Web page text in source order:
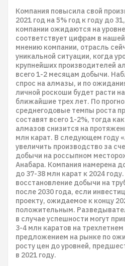
Компания повысила свой
2021 год на 5% год к году до
компании ожидаются на
соответствует цифрам в
мнению компании, отрасль
уникальной ситуации, когда
крупнейших производителей
всего 1-2 месяцам добычи.
спрос на алмазы, и по
личной роскоши будет расти
ближайшие трех лет. По
среднегодовые темпы роста
составят всего 1-2%, тогда
алмазов снизится на
млн карат. В следующем году
увеличить производство за
добычи на россыпном
Анабара. Компания намерена
до 37-38 млн карат к 2024
восстановление добычи на
после 2030 года, если
проекту, ожидаемое к концу
положительным.
в случае успешности могут
3-4 млн каратов на
предложением на рынке по
росту цен до уровней,
в 2021 году.